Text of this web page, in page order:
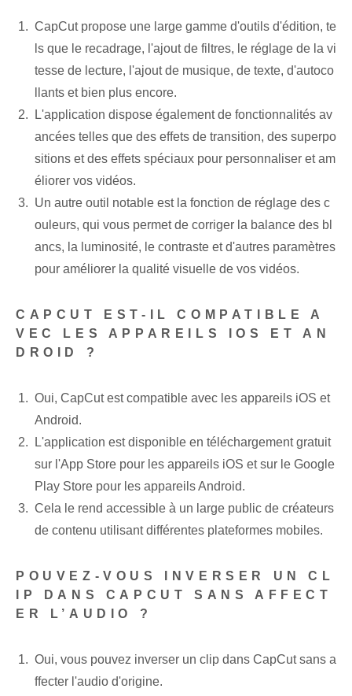
CapCut propose une large gamme d'outils d'édition, te
ls que le recadrage, l'ajout de filtres, le réglage de la vi
tesse de lecture, l'ajout de musique, de texte, d'autoco
llants et bien plus encore.
L'application dispose également de fonctionnalités av
ancées telles que des effets de transition, des superpo
sitions et des effets spéciaux pour personnaliser et am
éliorer vos vidéos.
Un autre outil notable est la fonction de réglage des c
ouleurs, qui vous permet de corriger la balance des bl
ancs, la luminosité, le contraste et d'autres paramètres
pour améliorer la qualité visuelle de vos vidéos.
CAPCUT EST-IL COMPATIBLE A
VEC LES APPAREILS IOS ET AN
DROID ?
Oui, CapCut est compatible avec les appareils iOS et
Android.
L'application est disponible en téléchargement gratuit
sur l'App Store pour les appareils iOS et sur le Google
Play Store pour les appareils Android.
Cela le rend accessible à un large public de créateurs
de contenu utilisant différentes plateformes mobiles.
POUVEZ-VOUS INVERSER UN CL
IP DANS CAPCUT SANS AFFECT
ER L’AUDIO ?
Oui, vous pouvez inverser un clip dans CapCut sans a
ffecter l'audio d'origine.